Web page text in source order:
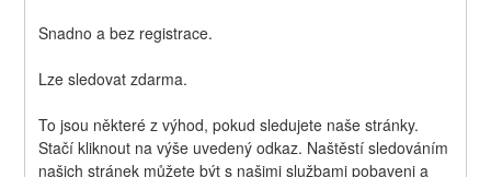
Snadno a bez registrace.
Lze sledovat zdarma.
To jsou některé z výhod, pokud sledujete naše stránky.
Stačí kliknout na výše uvedený odkaz. Naštěstí sledováním
našich stránek můžete být s našimi službami pobaveni a